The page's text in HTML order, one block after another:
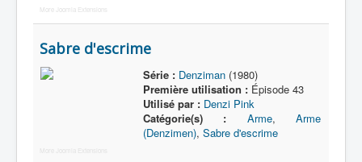
More Joomla Extensions
Sabre d'escrime
Série : Denziman(1980)
Première utilisation :Épisode 43
Utilisé par : Denzi Pink
Catégorie(s) :
Arme,Arme
(Denzimen), Sabre d'escrime
More Joomla Extensions